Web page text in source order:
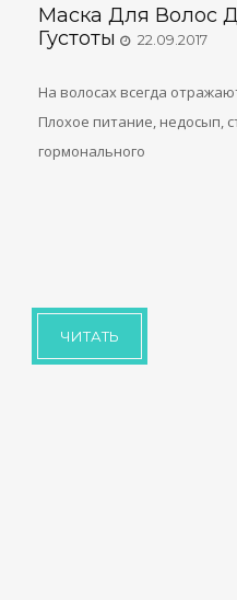
Маска Для Волос
Густоты
22.09.2017
На волосах всегда
Плохое питание, недосып,
гормонального
ЧИТАТЬ